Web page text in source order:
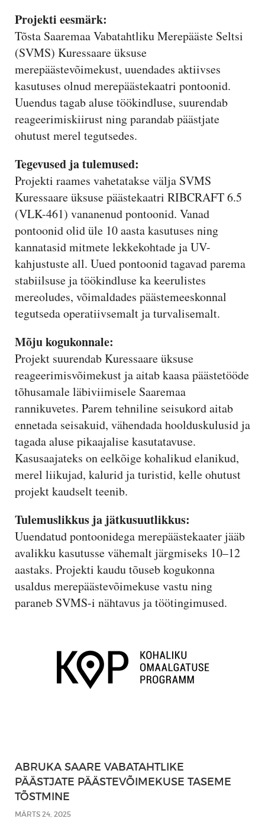
Projekti eesmärk:
Tõsta Saaremaa Vabatahtliku Merepääste Seltsi
(SVMS) Kuressaare üksuse
merepäästevõimekust, uuendades aktiivses
kasutuses olnud merepäästekaatri pontoonid.
Uuendus tagab aluse töökindluse, suurendab
reageerimiskiirust ning parandab päästjate
ohutust merel tegutsedes.
Tegevused ja tulemused:
Projekti raames vahetatakse välja SVMS
Kuressaare üksuse päästekaatri RIBCRAFT 6.5
(VLK-461) vananenud pontoonid. Vanad
pontoonid olid üle 10 aasta kasutuses ning
kannatasid mitmete lekkekohtade ja UV-
kahjustuste all. Uued pontoonid tagavad parema
stabiilsuse ja töökindluse ka keerulistes
mereoludes, võimaldades päästemeeskonnal
tegutseda operatiivsemalt ja turvalisemalt.
Mõju kogukonnale:
Projekt suurendab Kuressaare üksuse
reageerimisvõimekust ja aitab kaasa päästetööde
tõhusamale läbiviimisele Saaremaa
rannikuvetes. Parem tehniline seisukord aitab
ennetada seisakuid, vähendada hoolduskulusid ja
tagada aluse pikaajalise kasutatavuse.
Kasusaajateks on eelkõige kohalikud elanikud,
merel liikujad, kalurid ja turistid, kelle ohutust
projekt kaudselt teenib.
Tulemuslikkus ja jätkusuutlikkus:
Uuendatud pontoonidega merepäästekaater jääb
avalikku kasutusse vähemalt järgmiseks 10–12
aastaks. Projekti kaudu tõuseb kogukonna
usaldus merepäästevõimekuse vastu ning
paraneb SVMS-i nähtavus ja töötingimused.
ABRUKA SAARE VABATAHTLIKE
PÄÄSTJATE PÄÄSTEVÕIMEKUSE TASEME
TÕSTMINE
MÄRTS 24, 2025